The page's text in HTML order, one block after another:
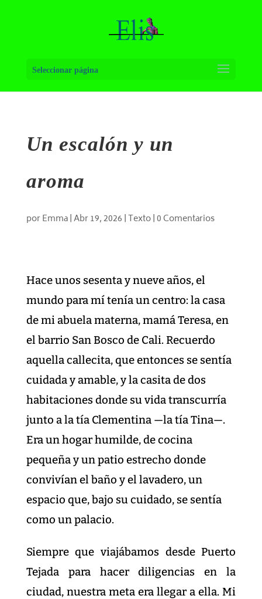
Seleccionar página
Un escalón y un
aroma
porEmma|Abr 19, 2026 |Texto|0 Comentarios
Hace unos sesenta y nueve años, el
mundo para mí tenía un centro: la casa
de mi abuela materna, mamá Teresa, en
el barrio San Bosco de Cali. Recuerdo
aquella callecita, que entonces se sentía
cuidada y amable, y la casita de dos
habitaciones donde su vida transcurría
junto a la tía Clementina —la tía Tina—.
Era un hogar humilde, de cocina
pequeña y un patio estrecho donde
convivían el baño y el lavadero, un
espacio que, bajo su cuidado, se sentía
como un palacio.
Siempre que viajábamos desde Puerto
Tejada para hacer diligencias en la
ciudad, nuestra meta era llegar a ella. Mi